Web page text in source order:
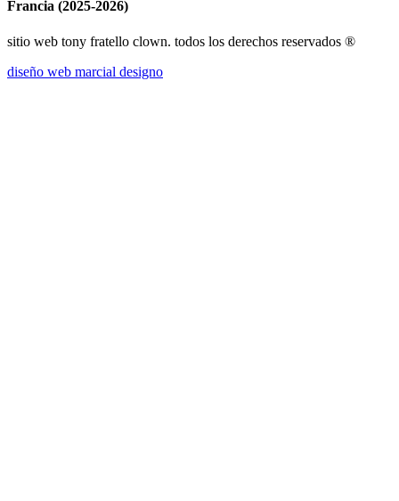
Francia (2025-2026)
sitio web tony fratello clown. todos los derechos reservados ®
diseño web marcial designo